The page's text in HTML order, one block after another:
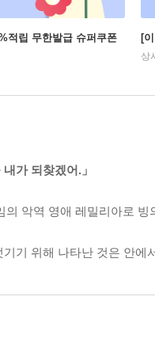
적립 무한발급 슈퍼쿠폰 [
상
가 되찾겠어.」
의 악역 영애 레밀리아로
기기 위해 나타난 것은 안에